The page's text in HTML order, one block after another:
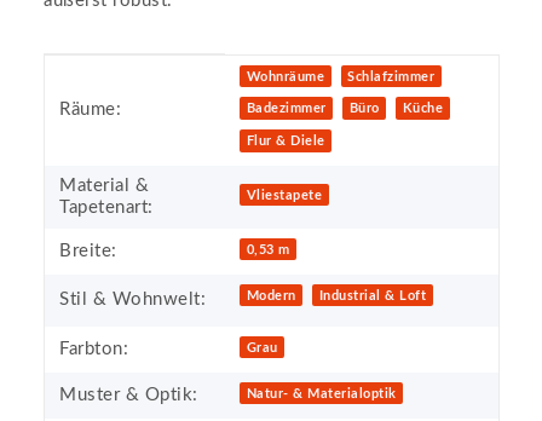
Räume:
Wohnräume Schlafzimmer
Badezimmer Büro Küche
Flur & Diele
Material &
Tapetenart:
Vliestapete
Breite: 0,53 m
Stil & Wohnwelt: Modern Industrial & Loft
Farbton: Grau
Muster & Optik: Natur- & Materialoptik